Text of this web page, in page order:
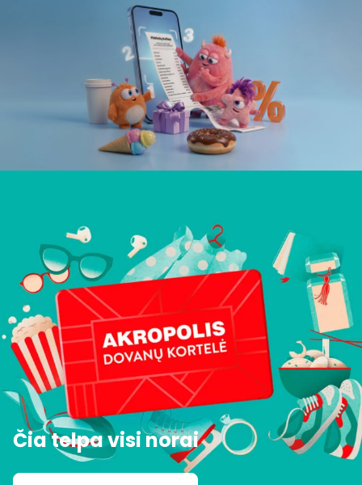
Čia telpa visi norai